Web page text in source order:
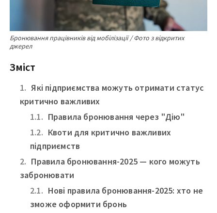
Бронювання працівників від мобілізації / Фото з відкритих
джерел
Зміст
Які підприємства можуть отримати статус
критично важливих
Правила бронювання через "Дію"
Квоти для критично важливих
підприємств
Правила бронювання-2025 — кого можуть
забронювати
Нові правила бронювання-2025: хто не
зможе оформити бронь